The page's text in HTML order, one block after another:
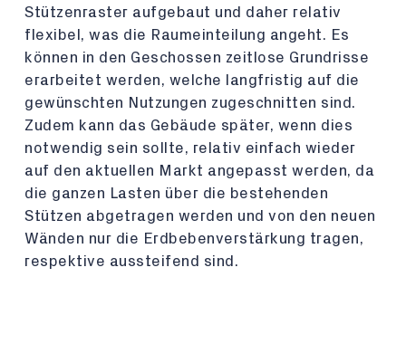
Stützenraster aufgebaut und daher relativ
flexibel, was die Raumeinteilung angeht. Es
können in den Geschossen zeitlose Grundrisse
erarbeitet werden, welche langfristig auf die
gewünschten Nutzungen zugeschnitten sind.
Zudem kann das Gebäude später, wenn dies
notwendig sein sollte, relativ einfach wieder
auf den aktuellen Markt angepasst werden, da
die ganzen Lasten über die bestehenden
Stützen abgetragen werden und von den neuen
Wänden nur die Erdbebenverstärkung tragen,
respektive aussteifend sind.